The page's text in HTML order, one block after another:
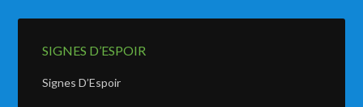
SIGNES D’ESPOIR
Signes D’Espoir